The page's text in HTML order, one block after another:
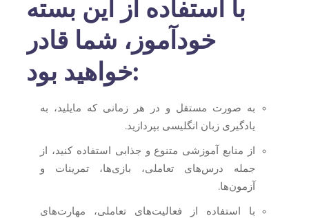
با استفاده از این بسته
خودآموز، شما قادر
خواهید بود:
به صورت مستقل و در هر زمانی که مایلید، به
یادگیری زبان انگلیسی بپردازید.
از منابع آموزشی متنوع و جذابی استفاده کنید، از
جمله درس‌های تعاملی، بازی‌ها، تمرینات و
آزمون‌ها.
با استفاده از فعالیت‌های تعاملی، مهارت‌های